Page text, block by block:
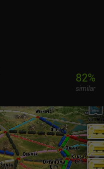
82%
similar